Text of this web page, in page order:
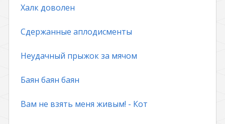
Халк доволен
Сдержанные аплодисменты
Неудачный прыжок за мячом
Баян баян баян
Вам не взять меня живым! - Кот